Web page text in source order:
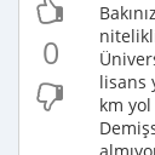
0
lisans
km